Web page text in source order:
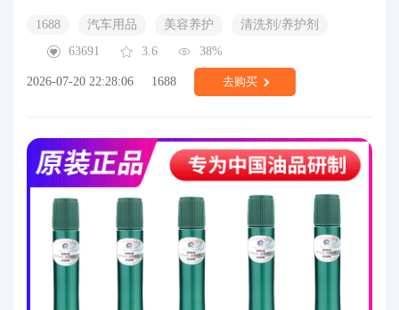
1688 汽车用品 美容养护
清洗剂/养护剂
63691
3.6 38%
2026-07-20 22:28:06 1688 去购买